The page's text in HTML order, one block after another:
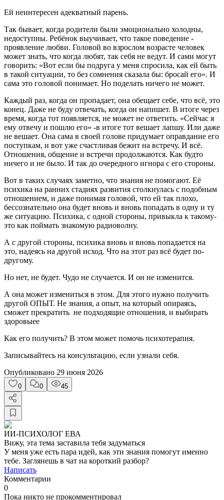
Ей неинтересен адекватный парень.
Так бывает, когда родители были эмоционально холодны,
недоступны. Ребёнок выучивает, что такое поведение -
проявление любви. Головой во взрослом возрасте человек
может знать, что когда любят, так себя не ведут. И сами могут
говорить: «Вот если бы подруга у меня спросила, как ей быть
в такой ситуации, то без сомнения сказала бы: бросай его». И
сама это головой понимает. Но поделать ничего не может.
Каждый раз, когда он пропадает, она обещает себе, что всё, это
конец. Даже не буду отвечать, когда он напишет. В итоге через
время, когда тот появляется, не может не ответить. «Сейчас я
ему отвечу и пошлю его» -в итоге тот вешает лапшу. Или даже
не вешает. Она сама в своей голове придумает оправдание его
поступкам, и вот уже счастливая бежит на встречу. И всё.
Отношения, общение и встречи продолжаются. Как будто
ничего и не было. И так до очередного игнора с его стороны.
Вот в таких случаях заметно, что знания не помогают. Её
психика на ранних стадиях развития столкнулась с подобным
отношением, и даже понимая головой, что ей так плохо,
бессознательно она будет вновь и вновь попадать в одну и ту
же ситуацию. Психика, с одной стороны, привыкла к такому-
это как поймать знакомую радиоволну.
А с другой стороны, психика вновь и вновь попадается на
это, надеясь на другой исход. Что на этот раз всё будет по-
другому.
Но нет, не будет. Чудо не случается. И он не изменится.
А она может измениться в этом. Для этого нужно получить
другой ОПЫТ. Не знания, а опыт, на который опираясь,
сможет прекратить не подходящие отношения, и выбирать
здоровыее
Как его получить? В этом может помочь психотерапия.
Записывайтесь на консультацию, если узнали себя.
Опубликовано 29 июня 2026
0 0 45
ИИ-ПСИХОЛОГ ЕВА
Вижу, эта тема заставила тебя задуматься
У меня уже есть пара идей, как эти знания помогут именно
тебе. Заглянешь в чат на короткий разбор?
Написать
Комментарии
0
Пока никто не прокомментировал